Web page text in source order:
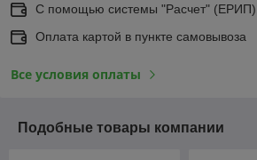
С помощью системы "Расчет" (ЕРИП)
Оплата картой в пункте самовывоза
Все условия оплаты
Подобные товары компании